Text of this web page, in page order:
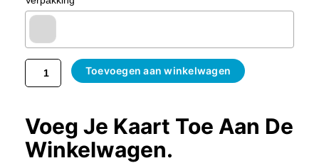
Toevoegen aan winkelwagen
Voeg Je Kaart Toe Aan De
Winkelwagen.